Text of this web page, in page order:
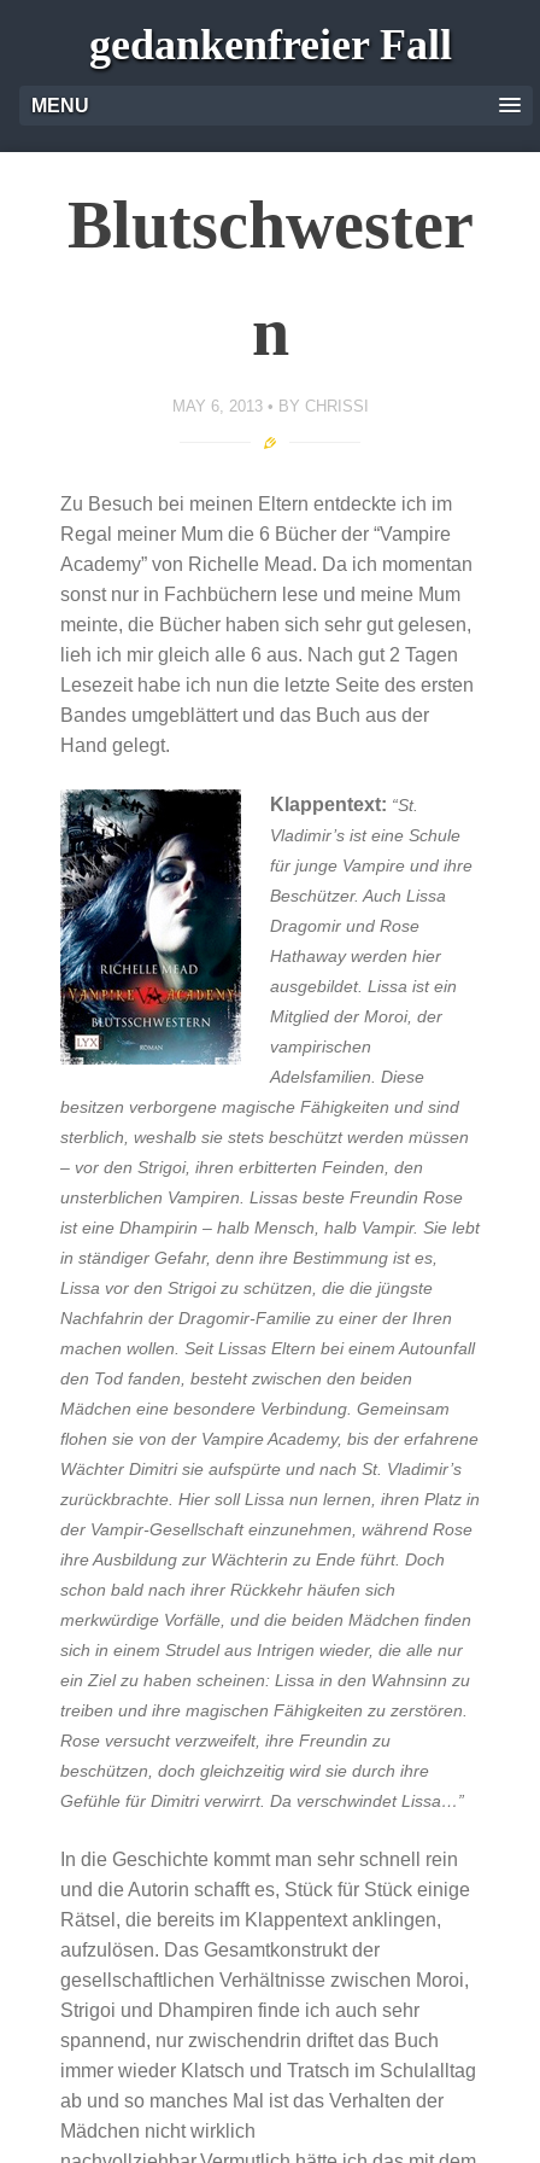
gedankenfreier Fall
MENU
Blutschwester
n
MAY 6, 2013 BY CHRISSI
Zu Besuch bei meinen Eltern entdeckte ich im
Regal meiner Mum die 6 Bücher der “Vampire
Academy” von Richelle Mead. Da ich momentan
sonst nur in Fachbüchern lese und meine Mum
meinte, die Bücher haben sich sehr gut gelesen,
lieh ich mir gleich alle 6 aus. Nach gut 2 Tagen
Lesezeit habe ich nun die letzte Seite des ersten
Bandes umgeblättert und das Buch aus der
Hand gelegt.
Klappentext: “St.
Vladimir’s ist eine Schule
für junge Vampire und ihre
Beschützer. Auch Lissa
Dragomir und Rose
Hathaway werden hier
ausgebildet. Lissa ist ein
Mitglied der Moroi, der
vampirischen
Adelsfamilien. Diese
besitzen verborgene magische Fähigkeiten und sind
sterblich, weshalb sie stets beschützt werden müssen
– vor den Strigoi, ihren erbitterten Feinden, den
unsterblichen Vampiren. Lissas beste Freundin Rose
ist eine Dhampirin – halb Mensch, halb Vampir. Sie lebt
in ständiger Gefahr, denn ihre Bestimmung ist es,
Lissa vor den Strigoi zu schützen, die die jüngste
Nachfahrin der Dragomir-Familie zu einer der Ihren
machen wollen. Seit Lissas Eltern bei einem Autounfall
den Tod fanden, besteht zwischen den beiden
Mädchen eine besondere Verbindung. Gemeinsam
flohen sie von der Vampire Academy, bis der erfahrene
Wächter Dimitri sie aufspürte und nach St. Vladimir’s
zurückbrachte. Hier soll Lissa nun lernen, ihren Platz in
der Vampir-Gesellschaft einzunehmen, während Rose
ihre Ausbildung zur Wächterin zu Ende führt. Doch
schon bald nach ihrer Rückkehr häufen sich
merkwürdige Vorfälle, und die beiden Mädchen finden
sich in einem Strudel aus Intrigen wieder, die alle nur
ein Ziel zu haben scheinen: Lissa in den Wahnsinn zu
treiben und ihre magischen Fähigkeiten zu zerstören.
Rose versucht verzweifelt, ihre Freundin zu
beschützen, doch gleichzeitig wird sie durch ihre
Gefühle für Dimitri verwirrt. Da verschwindet Lissa…”
In die Geschichte kommt man sehr schnell rein
und die Autorin schafft es, Stück für Stück einige
Rätsel, die bereits im Klappentext anklingen,
aufzulösen. Das Gesamtkonstrukt der
gesellschaftlichen Verhältnisse zwischen Moroi,
Strigoi und Dhampiren finde ich auch sehr
spannend, nur zwischendrin driftet das Buch
immer wieder Klatsch und Tratsch im Schulalltag
ab und so manches Mal ist das Verhalten der
Mädchen nicht wirklich